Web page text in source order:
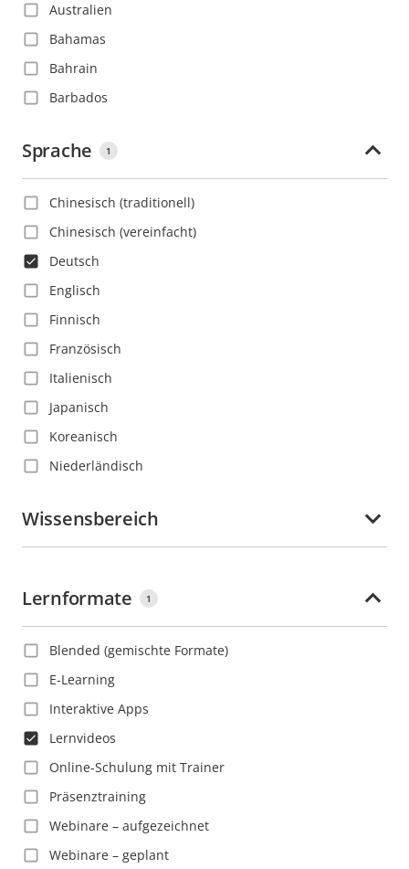
Australien
Bahamas
Bahrain
Barbados
Belize
Bolivien
Bosnien und Herzegowina
Chile
Dominica
Finnland
Frankreich
Französisch-Guayana
Georgien
Ghana
Grenada
Großbritannien
Guadeloupe
Guatemala
Guyana
Sprache 1
Chinesisch (traditionell)
Chinesisch (vereinfacht)
Deutsch
Englisch
Finnisch
Französisch
Italienisch
Japanisch
Koreanisch
Niederländisch
Portugiesisch
Rumänisch
Slowakisch
Spanisch
Thailändisch
Tschechisch
Türkisch
Vietnamesisch
Wissensbereich
Lernformate 1
Blended (gemischte Formate)
E-Learning
Interaktive Apps
Lernvideos
Online-Schulung mit Trainer
Präsenztraining
Webinare – aufgezeichnet
Webinare – geplant